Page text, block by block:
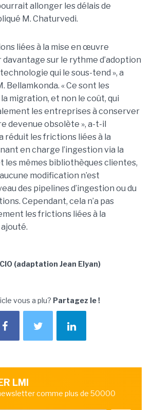
allonger les délais de
M. Chaturvedi.
liées à la mise en œuvre
sur le rythme d’adoption
qui le sous-tend », a
Bellamkonda. « Ce sont les
migration, et non le coût, qui
les entreprises à conserver
devenue obsolète », a-t-il
réduit les frictions liées à la
en charge l’ingestion via la
les mêmes bibliothèques clientes,
modification n’est
des pipelines d’ingestion ou du
Cependant, cela n’a pas
les frictions liées à la
(adaptation Jean Elyan)
vous a plu? Partagez le !
LMI
comme plus de 50000